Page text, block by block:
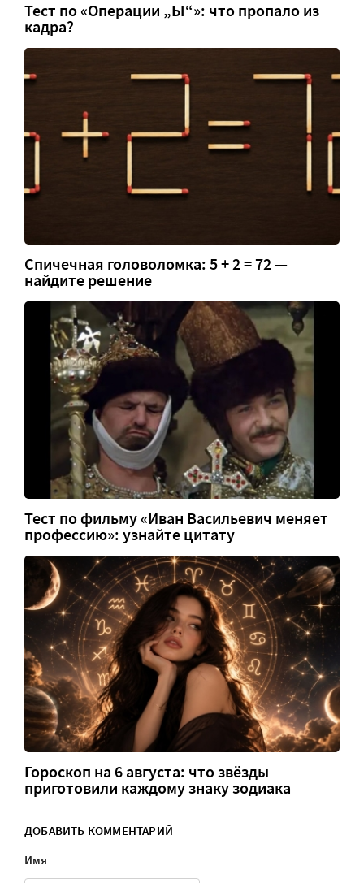
Тест по «Операции „Ы“»: что пропало из
кадра?
Спичечная головоломка: 5 + 2 = 72 —
найдите решение
Тест по фильму «Иван Васильевич меняет
профессию»: узнайте цитату
Гороскоп на 6 августа: что звёзды
приготовили каждому знаку зодиака
ДОБАВИТЬ КОММЕНТАРИЙ
Имя